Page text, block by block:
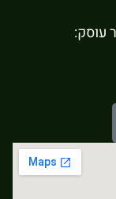
עוסק: